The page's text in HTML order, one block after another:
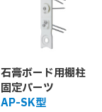
石膏ボード用棚柱
固定パーツ
AP-SK型